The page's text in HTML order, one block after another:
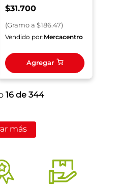
$31.700
(Gramoa $186.47)
Vendido por:Mercacentro
Agregar
16 de 344
más